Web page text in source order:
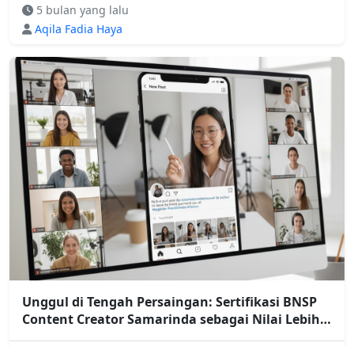
5 bulan yang lalu
Aqila Fadia Haya
Unggul di Tengah Persaingan: Sertifikasi BNSP
Content Creator Samarinda sebagai Nilai Lebih
Kreator Profesional